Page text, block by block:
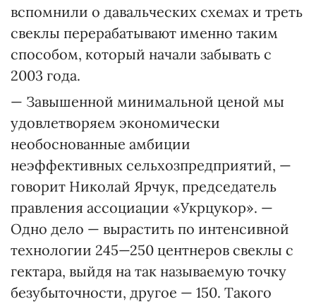
вспомнили о давальческих схемах и треть
свеклы перерабатывают именно таким
способом, который начали забывать с
2003 года.
— Завышенной минимальной ценой мы
удовлетворяем экономически
необоснованные амбиции
неэффективных сельхозпредприятий, —
говорит Николай Ярчук, председатель
правления ассоциации «Укрцукор». —
Одно дело — вырастить по интенсивной
технологии 245—250 центнеров свеклы с
гектара, выйдя на так называемую точку
безубыточности, другое — 150. Такого